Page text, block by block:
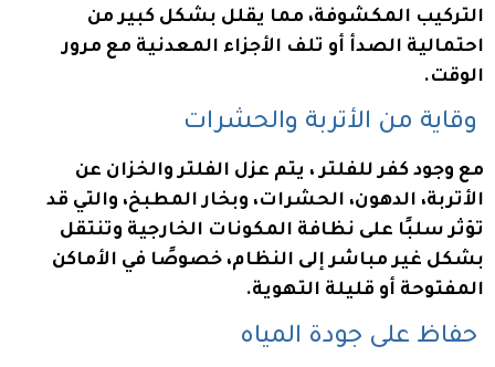
التركيب المكشوفة، مما يقلل بشكل كبير من
احتمالية الصدأ أو تلف الأجزاء المعدنية مع مرور
الوقت.
وقاية من الأتربة والحشرات
مع وجود كفر للفلتر ، يتم عزل الفلتر والخزان عن
الأتربة، الدهون، الحشرات، وبخار المطبخ، والتي قد
تؤثر سلبًا على نظافة المكونات الخارجية وتنتقل
بشكل غير مباشر إلى النظام، خصوصًا في الأماكن
المفتوحة أو قليلة التهوية.
حفاظ على جودة المياه